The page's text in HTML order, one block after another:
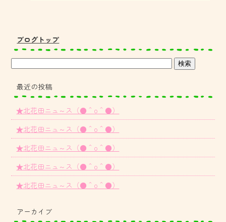
ブログトップ
最近の投稿
★北花田ニュ～ス（●＾o＾●）
★北花田ニュ～ス（●＾o＾●）
★北花田ニュ～ス（●＾o＾●）
★北花田ニュ～ス（●＾o＾●）
★北花田ニュ～ス（●＾o＾●）
アーカイブ